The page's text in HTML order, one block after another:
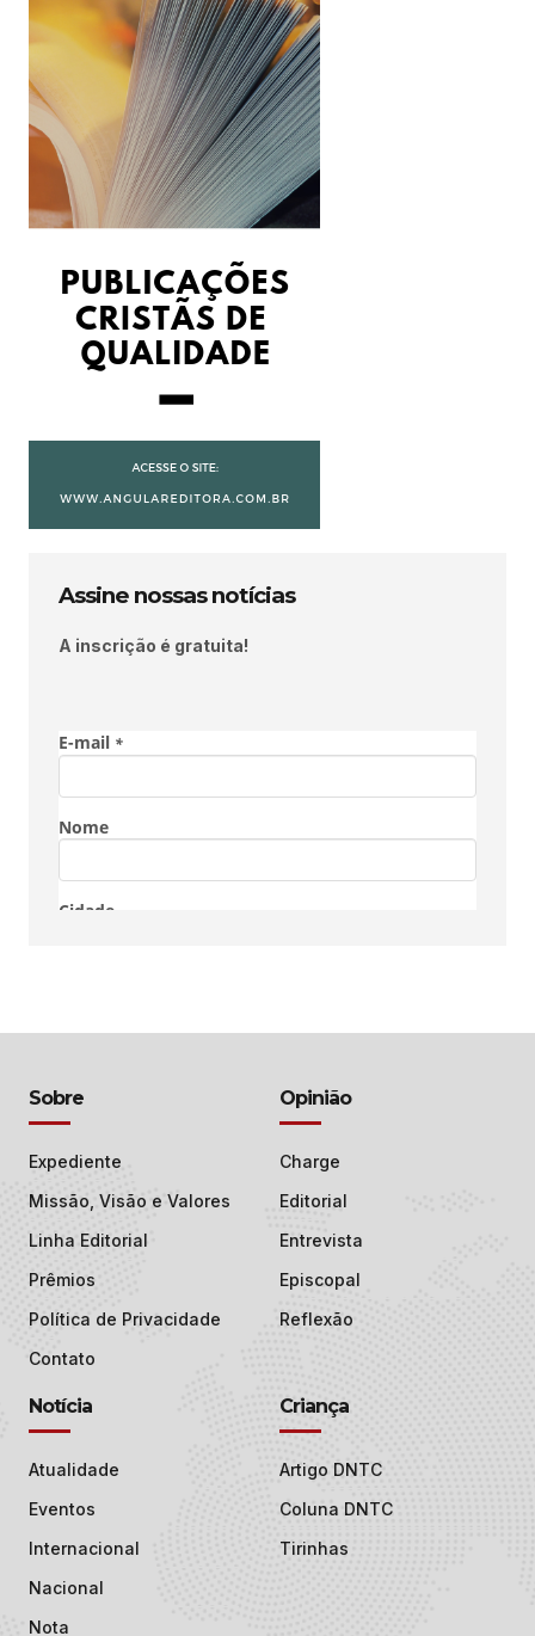
Assine nossas notícias
A inscrição é gratuita!
Sobre
Expediente
Missão, Visão e Valores
Linha Editorial
Prêmios
Política de Privacidade
Contato
Opinião
Charge
Editorial
Entrevista
Episcopal
Reflexão
Notícia
Atualidade
Eventos
Internacional
Nacional
Nota
Criança
Artigo DNTC
Coluna DNTC
Tirinhas